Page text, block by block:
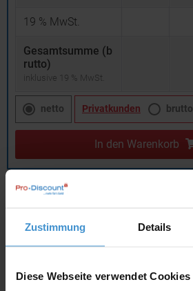
Zustimmung Details
Diese Webseite verwendet Cookies
19 % MwSt.
Gesamtsumme (b
rutto)
inklusive 19 % MwSt.
netto Privatkunden brutto
In den Warenkorb
Individuelle Anfrage
Lieferzeiten